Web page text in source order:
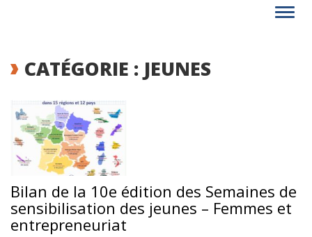
CATÉGORIE : JEUNES
Bilan de la 10e édition des Semaines de
sensibilisation des jeunes – Femmes et
entrepreneuriat